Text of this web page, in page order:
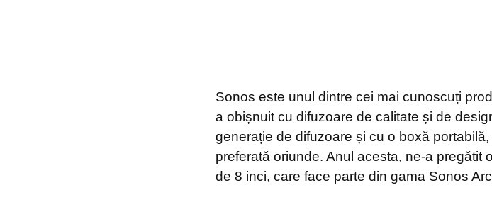
Sonos este unul dintre cei mai cunoscuți
a obișnuit cu difuzoare de calitate și de
generație de difuzoare și cu o boxă
preferată oriunde. Anul acesta, ne-a pregătit
de 8 inci, care face parte din gama Sonos